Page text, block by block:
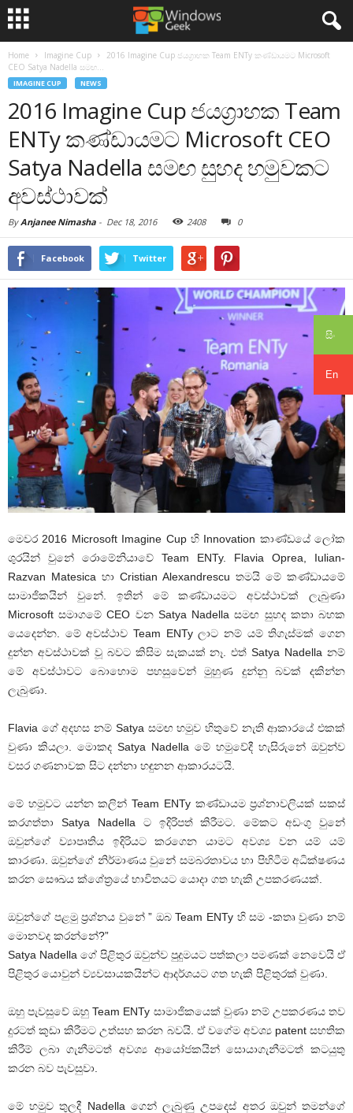
සිං
En
Home Imagine Cup
2016 Imagine Cup ජයග්‍රාහක Team ENTy කණ්ඩායමට Microsoft
CEO Satya Nadella සමඟ...
IMAGINE CUP NEWS
2016 Imagine Cup ජයග්‍රාහක Team
ENTy කණ්ඩායමට Microsoft CEO
Satya Nadella සමඟ සුහද හමුවකට
අවස්ථාවක්
ByAnjanee Nimasha - Dec 18, 2016 2408 0
Facebook Twitter
මෙවර 2016 Microsoft Imagine Cup හි Innovation කාණ්ඩයේ ලෝක
ශුරයින් වුනේ රොමේනියාවේ Team ENTy. Flavia Oprea, Iulian-
Razvan Matesica හා Cristian Alexandrescu තමයි මේ කණ්ඩායමේ
සාමාජිකයින් වුනේ. ඉතින් මේ කණ්ඩායමට අවස්ථාවක් ලැබුණා
Microsoft සමාගමේ CEO වන Satya Nadella සමඟ සුහද කතා බහක
යෙදෙන්න. මේ අවස්ථාව Team ENTy ලාට නම් යම් තිගැස්මක් ගෙන
දුන්න අවස්ථාවක් වූ බවට කිසිම සැකයක් නෑ. එත් Satya Nadella නම්
මේ අවස්ථාවට බොහොම පහසුවෙන් මුහුණ දුන්නු බවක් දකින්න
ලැබුණා.
Flavia ගේ අදහස නම් Satya සමඟ හමුව හිතුවේ නැති ආකාරයේ එකක්
වුණා කියලා. මොකද Satya Nadella මේ හමුවේදී හැසිරුනේ ඔවුන්ව
වසර ගණනාවක සිට දන්නා හඳුනන ආකාරයටයි.
මේ හමුවට යන්න කලින් Team ENTy කණ්ඩායම ප්‍රශ්නාවලියක් සකස්
කරගත්තා Satya Nadella ට ඉදිරිපත් කිරීමට. මේකට අඩංගු වුනේ
ඔවුන්ගේ ව්‍යාපෘතිය ඉදිරියට කරගෙන යාමට අවශ්‍ය වන යම් යම්
කාරණා. ඔවුන්ගේ නිර්මාණය වුනේ සමබරතාවය හා පිහිටීම අධික්ෂණය
කරන සෞඛය ක්ශේත්‍රයේ භාවිතයට යොදා ගත හැකි උපකරණයක්.
ඔවුන්ගේ පළමු ප්‍රශ්නය වුනේ ” ඔබ Team ENTy හි සම -කතෘ වුණා නම්
මොනවද කරන්නේ?”
Satya Nadella ගේ පිළිතුර ඔවුන්ව පුදුමයට පත්කලා පමණක් නෙවෙයි ඒ
පිළිතුර යොවුන් ව්‍යවසායකයින්ට ආදර්ශයට ගත හැකි පිළිතුරක් වුණා.
ඔහු පැවසුවේ ඔහු Team ENTy සාමාජිකයෙක් වුණා නම් උපකරණය තව
දුරටත් කුඩා කිරීමට උත්සහ කරන බවයි. ඒ වගේම අවශ්‍ය patent සහතික
කිරීම් ලබා ගැනීමටත් අවශ්‍ය ආයෝජකයින් සොයාගැනීමටත් කටයුතු
කරන බව පැවසුවා.
මේ හමුව තුලදී Nadella ගෙන් ලැබුණු උපදෙස් අතර ඔවුන් තමන්ගේ